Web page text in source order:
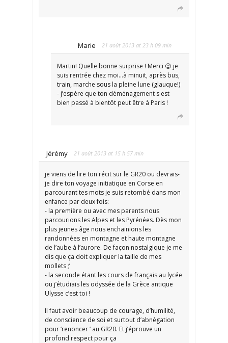
Marie 21 août 2013 at 23 h 09 min
Martin! Quelle bonne surprise ! Merci 😉 je
suis rentrée chez moi…à minuit, après bus,
train, marche sous la pleine lune (glauque!)
- j’espère que ton déménagement s est
bien passé à bientôt peut être à Paris !
Jérémy 21 août 2013 at 15 h 57 min
je viens de lire ton récit sur le GR20 ou devrais-
je dire ton voyage initiatique en Corse en
parcourant tes mots je suis retombé dans mon
enfance par deux fois:
- la première ou avec mes parents nous
parcourions les Alpes et les Pyrénées. Dès mon
plus jeunes âge nous enchainions les
randonnées en montagne et haute montagne
de l’aube à l’aurore. De façon nostalgique je me
dis que ça doit expliquer la taille de mes
mollets ;’
- la seconde étant les cours de français au lycée
ou j’étudiais les odyssée de la Grèce antique
Ulysse c’est toi !
Il faut avoir beaucoup de courage, d’humilité,
de conscience de soi et surtout d’abnégation
pour ‘renoncer ‘ au GR20. Et j’éprouve un
profond respect pour ça